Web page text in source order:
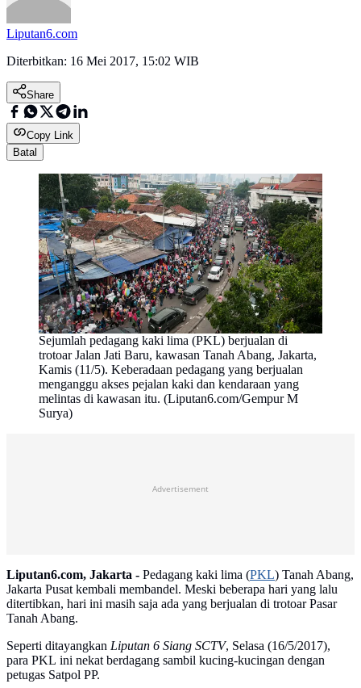
Liputan6.com
Diterbitkan: 16 Mei 2017, 15:02 WIB
Share
Copy Link
Batal
Sejumlah pedagang kaki lima (PKL) berjualan di
trotoar Jalan Jati Baru, kawasan Tanah Abang, Jakarta,
Kamis (11/5). Keberadaan pedagang yang berjualan
menganggu akses pejalan kaki dan kendaraan yang
melintas di kawasan itu. (Liputan6.com/Gempur M
Surya)
Advertisement
Liputan6.com, Jakarta - Pedagang kaki lima (PKL) Tanah Abang,
Jakarta Pusat kembali membandel. Meski beberapa hari yang lalu
ditertibkan, hari ini masih saja ada yang berjualan di trotoar Pasar
Tanah Abang.
Seperti ditayangkan Liputan 6 Siang SCTV, Selasa (16/5/2017),
para PKL ini nekat berdagang sambil kucing-kucingan dengan
petugas Satpol PP.